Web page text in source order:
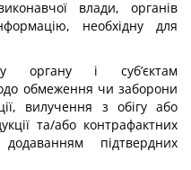
влади, органів
необхідну для
органу і суб’єктам
обмеження чи заборони
вилучення з обігу або
та/або контрафактних
підтвердних